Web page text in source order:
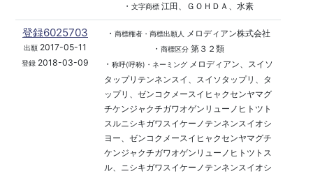
・ 文字商標江田、ＧＯＨＤＡ、水素
登録6025703
出願 2017-05-11
登録 2018-03-09
・ 商標権者・商標出願人
メロディアン株式会社
・ 商標区分第３２類
・ 称呼(呼称)・ネーミングメロディアン、スイソ
タップリテンネンスイ、スイソタップリ、タ
ップリ、ゼンコクメースイヒャクセンヤマグ
チケンジャクチガワオゲンリューノヒトツト
スルニシキガワスイケーノテンネンスイオシ
ヨー、ゼンコクメースイヒャクセンヤマグチ
ケンジャクチガワオゲンリューノヒトツトス
ル、ニシキガワスイケーノテンネンスイオシ